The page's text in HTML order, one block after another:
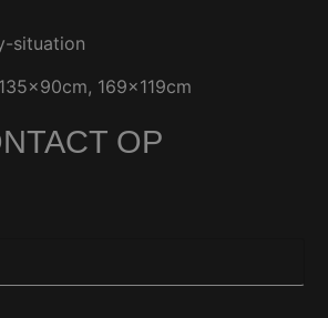
135x90cm, 169x119cm
OP